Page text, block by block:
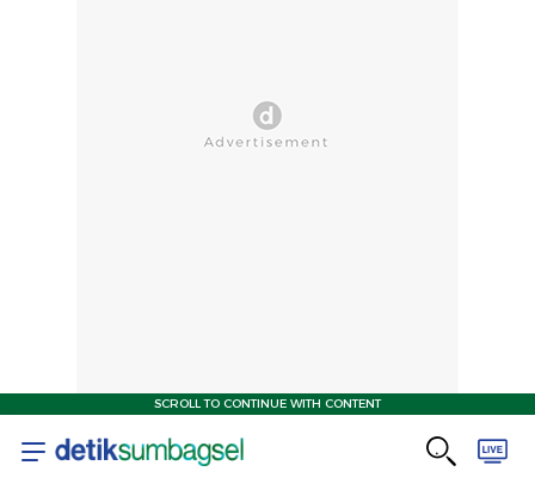
SCROLL TO CONTINUE WITH CONTENT